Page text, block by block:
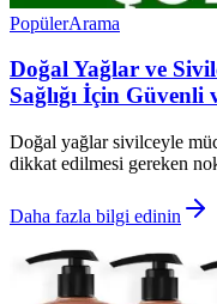
PopülerArama
Doğal Yağlar ve
Sağlığı İçin
Doğal yağlar sivilceyle
dikkat edilmesi gereken
Daha fazla bilgi edinin